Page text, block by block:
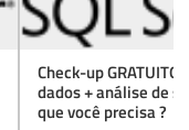
Check-up
dados + análise de
que você precisa ?